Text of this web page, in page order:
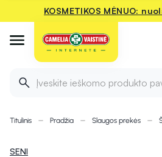
KOSMETIKOS MĖNUO:
Įveskite ieškomo produkto
Titulinis Pradžia Slaugos prekės
SENI